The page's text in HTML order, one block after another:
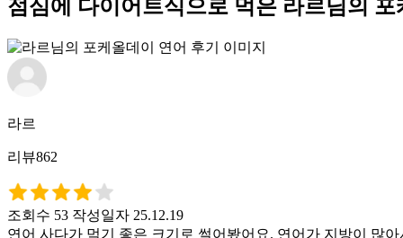
점심에 다이어트식으로 먹은 라르님의
라르
리뷰862
조회수 53 작성일자 25.12.19
연어 사다가 먹기 좋은 크기로 썰어봤어요. 연어가 지방이 많